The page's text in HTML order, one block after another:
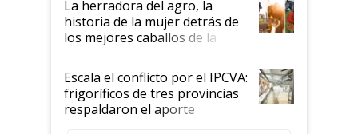
La herradora del agro, la
historia de la mujer detrás de
los mejores caballos de la
Argentina y los mitos que
todavía hacen sufrir a estos
animales: "Mientras me
descalificaban, yo seguí
haciendo currículum"
Escala el conflicto por el IPCVA:
frigoríficos de tres provincias
respaldaron el aporte